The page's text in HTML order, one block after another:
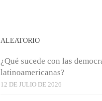
ALEATORIO
¿Qué sucede con las
latinoamericanas?
12 DE JULIO DE 2026